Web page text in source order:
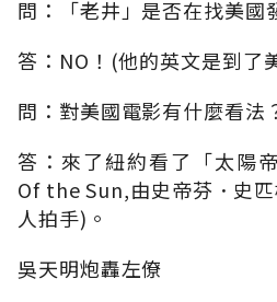
問：「老井」是否在找美國
答：NO！(他的英文是到了
問：對美國電影有什麼看法
答：來了紐約看了「太陽
Of the Sun,由史帝芬．史
人拍手)。
吳天明炮轟左僚